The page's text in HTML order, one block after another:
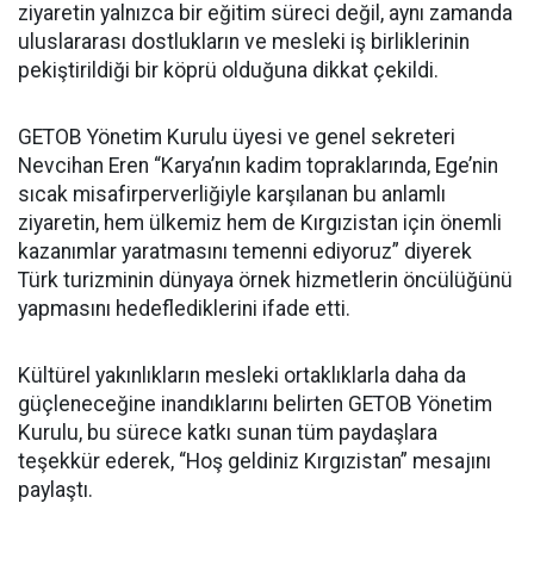
ziyaretin yalnızca bir eğitim süreci değil, aynı zamanda
uluslararası dostlukların ve mesleki iş birliklerinin
pekiştirildiği bir köprü olduğuna dikkat çekildi.
GETOB Yönetim Kurulu üyesi ve genel sekreteri
Nevcihan Eren “Karya’nın kadim topraklarında, Ege’nin
sıcak misafirperverliğiyle karşılanan bu anlamlı
ziyaretin, hem ülkemiz hem de Kırgızistan için önemli
kazanımlar yaratmasını temenni ediyoruz” diyerek
Türk turizminin dünyaya örnek hizmetlerin öncülüğünü
yapmasını hedeflediklerini ifade etti.
Kültürel yakınlıkların mesleki ortaklıklarla daha da
güçleneceğine inandıklarını belirten GETOB Yönetim
Kurulu, bu sürece katkı sunan tüm paydaşlara
teşekkür ederek, “Hoş geldiniz Kırgızistan” mesajını
paylaştı.